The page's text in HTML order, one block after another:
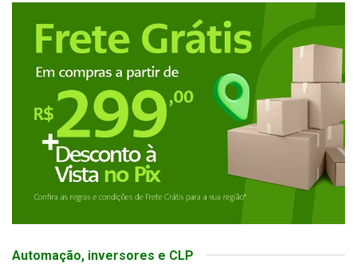
Automação, inversores e CLP